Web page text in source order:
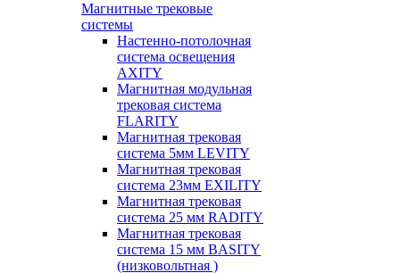
Магнитные трековые
системы
Настенно-потолочная
система освещения
AXITY
Магнитная модульная
трековая система
FLARITY
Магнитная трековая
система 5мм LEVITY
Магнитная трековая
система 23мм EXILITY
Магнитная трековая
система 25 мм RADITY
Магнитная трековая
система 15 мм BASITY
(низковольтная )